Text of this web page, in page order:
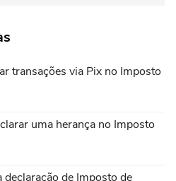
transações via Pix no Imposto
uma herança no Imposto
declaração de Imposto de